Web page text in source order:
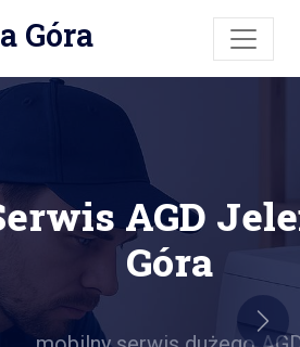
Góra
AGD Jelenia
Góra
Next